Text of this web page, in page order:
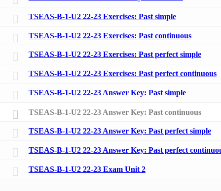
TSEAS-B-1-U2 22-23 Exercises: Past simple
TSEAS-B-1-U2 22-23 Exercises: Past continuous
TSEAS-B-1-U2 22-23 Exercises: Past perfect simple
TSEAS-B-1-U2 22-23 Exercises: Past perfect continuous
TSEAS-B-1-U2 22-23 Answer Key: Past simple
TSEAS-B-1-U2 22-23 Answer Key: Past continuous
TSEAS-B-1-U2 22-23 Answer Key: Past perfect simple
TSEAS-B-1-U2 22-23 Answer Key: Past perfect
TSEAS-B-1-U2 22-23 Exam Unit 2